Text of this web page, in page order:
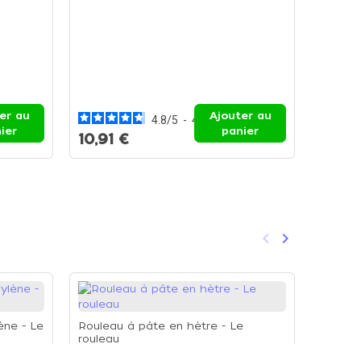
au
4.8/5 - 4 avis
10,91 €
Ajouter au
panier
Précédent
keyboard_arrow_left Suivant
keyboard_arrow_right
- Le
Rouleau à pâte en hètre - Le
rouleau